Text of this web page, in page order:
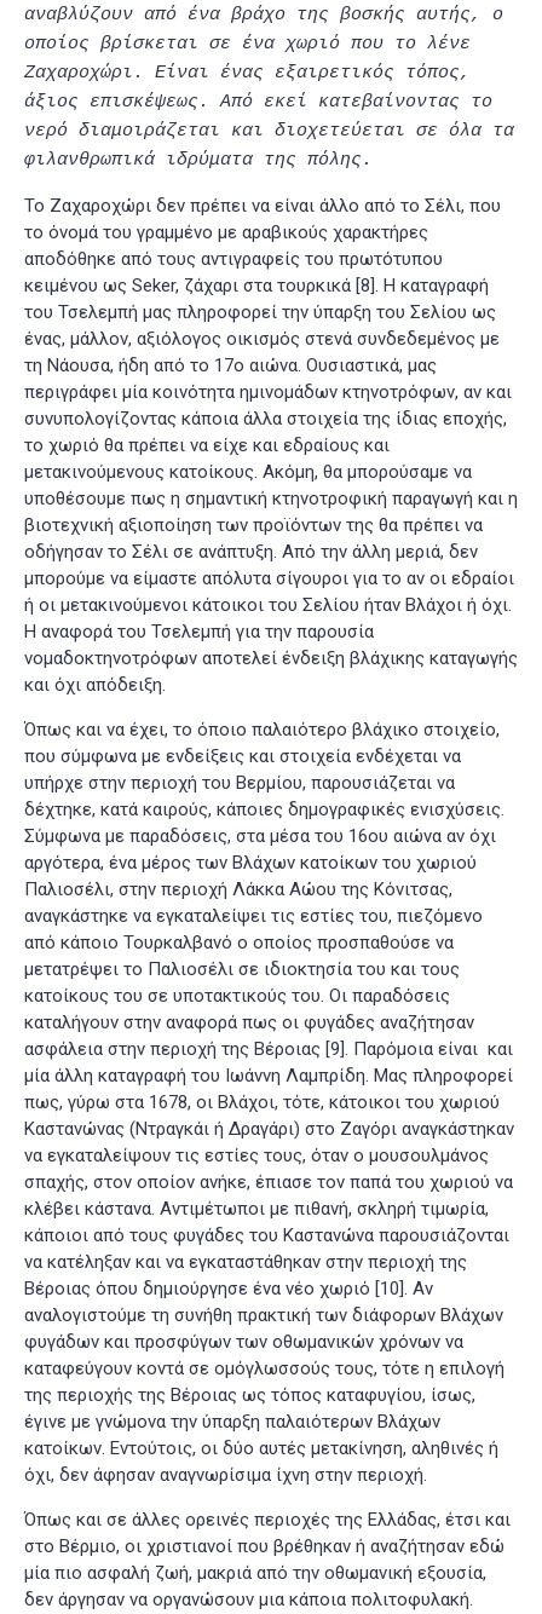
αναβλύζουν από ένα βράχο της βοσκής αυτής, ο
οποίος βρίσκεται σε ένα χωριό που το λένε
Ζαχαροχώρι. Eίναι ένας εξαιρετικός τόπος,
άξιος επισκέψεως. Από εκεί κατεβαίνοντας το
νερό διαμοιράζεται και διοχετεύεται σε όλα τα
φιλανθρωπικά ιδρύματα της πόλης.
Το Ζαχαροχώρι δεν πρέπει να είναι άλλο από το Σέλι, που
το όνομά του γραμμένο με αραβικούς χαρακτήρες
αποδόθηκε από τους αντιγραφείς του πρωτότυπου
κειμένου ως Seker, ζάχαρι στα τουρκικά [8]. Η καταγραφή
του Τσελεμπή μας πληροφορεί την ύπαρξη του Σελίου ως
ένας, μάλλον, αξιόλογος οικισμός στενά συνδεδεμένος με
τη Νάουσα, ήδη από το 17ο αιώνα. Ουσιαστικά, μας
περιγράφει μία κοινότητα ημινομάδων κτηνοτρόφων, αν και
συνυπολογίζοντας κάποια άλλα στοιχεία της ίδιας εποχής,
το χωριό θα πρέπει να είχε και εδραίους και
μετακινούμενους κατοίκους. Ακόμη, θα μπορούσαμε να
υποθέσουμε πως η σημαντική κτηνοτροφική παραγωγή και η
βιοτεχνική αξιοποίηση των προϊόντων της θα πρέπει να
οδήγησαν το Σέλι σε ανάπτυξη. Από την άλλη μεριά, δεν
μπορούμε να είμαστε απόλυτα σίγουροι για το αν οι εδραίοι
ή οι μετακινούμενοι κάτοικοι του Σελίου ήταν Βλάχοι ή όχι.
Η αναφορά του Τσελεμπή για την παρουσία
νομαδοκτηνοτρόφων αποτελεί ένδειξη βλάχικης καταγωγής
και όχι απόδειξη.
Όπως και να έχει, το όποιο παλαιότερο βλάχικο στοιχείο,
που σύμφωνα με ενδείξεις και στοιχεία ενδέχεται να
υπήρχε στην περιοχή του Βερμίου, παρουσιάζεται να
δέχτηκε, κατά καιρούς, κάποιες δημογραφικές ενισχύσεις.
Σύμφωνα με παραδόσεις, στα μέσα του 16ου αιώνα αν όχι
αργότερα, ένα μέρος των Βλάχων κατοίκων του χωριού
Παλιοσέλι, στην περιοχή Λάκκα Αώου της Κόνιτσας,
αναγκάστηκε να εγκαταλείψει τις εστίες του, πιεζόμενο
από κάποιο Τουρκαλβανό ο οποίος προσπαθούσε να
μετατρέψει το Παλιοσέλι σε ιδιοκτησία του και τους
κατοίκους του σε υποτακτικούς του. Οι παραδόσεις
καταλήγουν στην αναφορά πως οι φυγάδες αναζήτησαν
ασφάλεια στην περιοχή της Βέροιας [9]. Παρόμοια είναι και
μία άλλη καταγραφή του Ιωάννη Λαμπρίδη. Μας πληροφορεί
πως, γύρω στα 1678, οι Βλάχοι, τότε, κάτοικοι του χωριού
Καστανώνας (Ντραγκάι ή Δραγάρι) στο Ζαγόρι αναγκάστηκαν
να εγκαταλείψουν τις εστίες τους, όταν ο μουσουλμάνος
σπαχής, στον οποίον ανήκε, έπιασε τον παπά του χωριού να
κλέβει κάστανα. Αντιμέτωποι με πιθανή, σκληρή τιμωρία,
κάποιοι από τους φυγάδες του Καστανώνα παρουσιάζονται
να κατέληξαν και να εγκαταστάθηκαν στην περιοχή της
Βέροιας όπου δημιούργησε ένα νέο χωριό [10]. Αν
αναλογιστούμε τη συνήθη πρακτική των διάφορων Βλάχων
φυγάδων και προσφύγων των οθωμανικών χρόνων να
καταφεύγουν κοντά σε ομόγλωσσούς τους, τότε η επιλογή
της περιοχής της Βέροιας ως τόπος καταφυγίου, ίσως,
έγινε με γνώμονα την ύπαρξη παλαιότερων Βλάχων
κατοίκων. Εντούτοις, οι δύο αυτές μετακίνηση, αληθινές ή
όχι, δεν άφησαν αναγνωρίσιμα ίχνη στην περιοχή.
Όπως και σε άλλες ορεινές περιοχές της Ελλάδας, έτσι και
στο Βέρμιο, οι χριστιανοί που βρέθηκαν ή αναζήτησαν εδώ
μία πιο ασφαλή ζωή, μακριά από την οθωμανική εξουσία,
δεν άργησαν να οργανώσουν μια κάποια πολιτοφυλακή.